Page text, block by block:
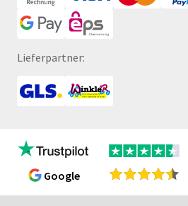
Lieferpartner:
Google